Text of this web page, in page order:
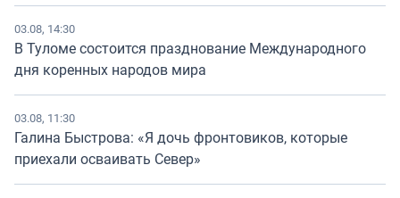
03.08, 14:30
В Туломе состоится празднование Международного
дня коренных народов мира
03.08, 11:30
Галина Быстрова: «Я дочь фронтовиков, которые
приехали осваивать Север»